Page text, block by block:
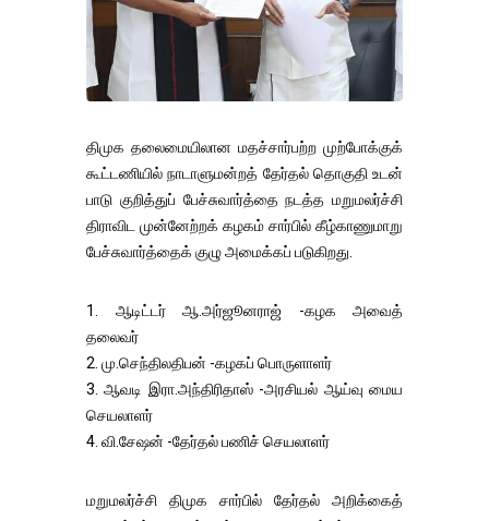
திமுக தலைமையிலான மதச்சார்பற்ற முற்போக்குக்
கூட்டணியில் நாடாளுமன்றத் தேர்தல் தொகுதி உடன்
பாடு குறித்துப் பேச்சுவார்த்தை நடத்த மறுமலர்ச்சி
திராவிட முன்னேற்றக் கழகம் சார்பில் கீழ்காணுமாறு
பேச்சுவார்த்தைக் குழு அமைக்கப் படுகிறது.
1. ஆடிட்டர் ஆ.அர்ஜூனராஜ் -கழக அவைத்
தலைவர்
2. மு.செந்திலதிபன் -கழகப் பொருளாளர்
3. ஆவடி இரா.அந்திரிதாஸ் -அரசியல் ஆய்வு மைய
செயலாளர்
4. வி.சேஷன் -தேர்தல் பணிச் செயலாளர்
மறுமலர்ச்சி திமுக சார்பில் தேர்தல் அறிக்கைத்